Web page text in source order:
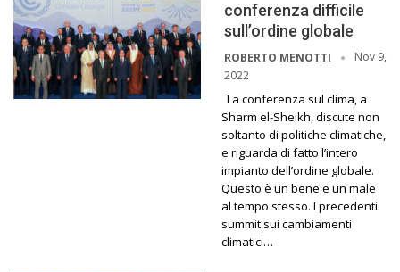
conferenza difficile
sull’ordine globale
ROBERTO MENOTTI
Nov 9,
2022
La conferenza sul clima, a
Sharm el-Sheikh, discute non
soltanto di politiche climatiche,
e riguarda di fatto l’intero
impianto dell’ordine globale.
Questo è un bene e un male
al tempo stesso. I precedenti
summit sui cambiamenti
climatici…